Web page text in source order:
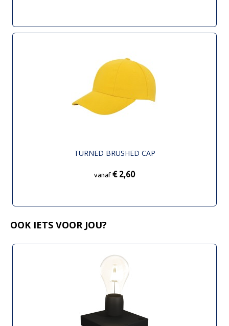
TURNED BRUSHED CAP
vanaf € 2,60
OOK IETS VOOR JOU?